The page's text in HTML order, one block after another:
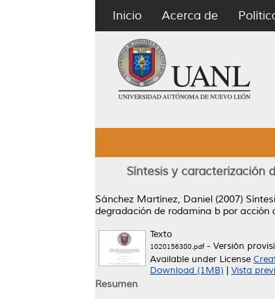
Inicio Acerca de
Síntesis y caracterización
Sánchez Martínez, Daniel (2007)
degradación de rodamina b por acción
Texto
1020156380.pdf- Versión
Available under License
Download (1MB)
Vista
Resumen